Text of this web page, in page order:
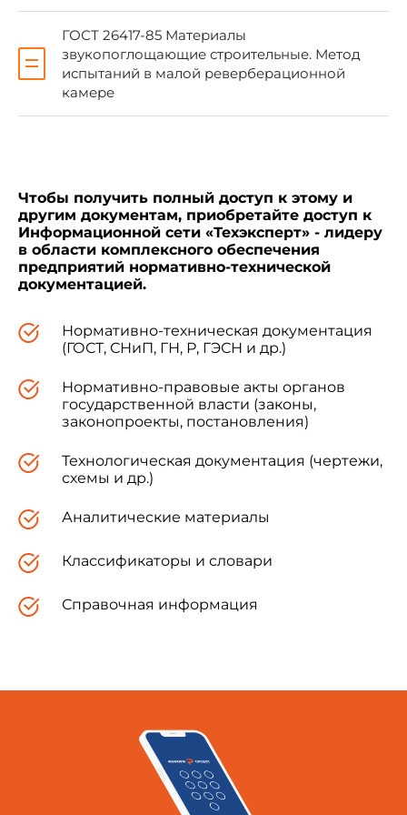
ГОСТ 17187-81
5. ПЕРЕИЗДАНИЕ. Июнь 1988 г.
Настоящий стандарт устанавливает методы
шума внутренними и наружными
ограждающими конструкциями (стенами,
перекрытиями и их элементами,
в натурных и лабораторных условиях и метод
определения звукоизолирующих свойств
покрытий полов в лабораторных условиях.
ОПРЕДЕЛЕНИЯ
Термин Обозначение
2. Фактическая изоляция
ГОСТ 26417-85 Материалы
звукопоглощающие строительные. Метод
испытаний в малой реверберационной
камере
Чтобы получить полный доступ к этому и
другим документам, приобретайте доступ к
Информационной сети «Техэксперт» - лидеру
в области комплексного обеспечения
предприятий нормативно-технической
документацией.
Нормативно-техническая документация
(ГОСТ, СНиП, ГН, Р, ГЭСН и др.)
Нормативно-правовые акты органов
государственной власти (законы,
законопроекты, постановления)
Технологическая документация (чертежи,
схемы и др.)
Аналитические материалы
Классификаторы и словари
Справочная информация